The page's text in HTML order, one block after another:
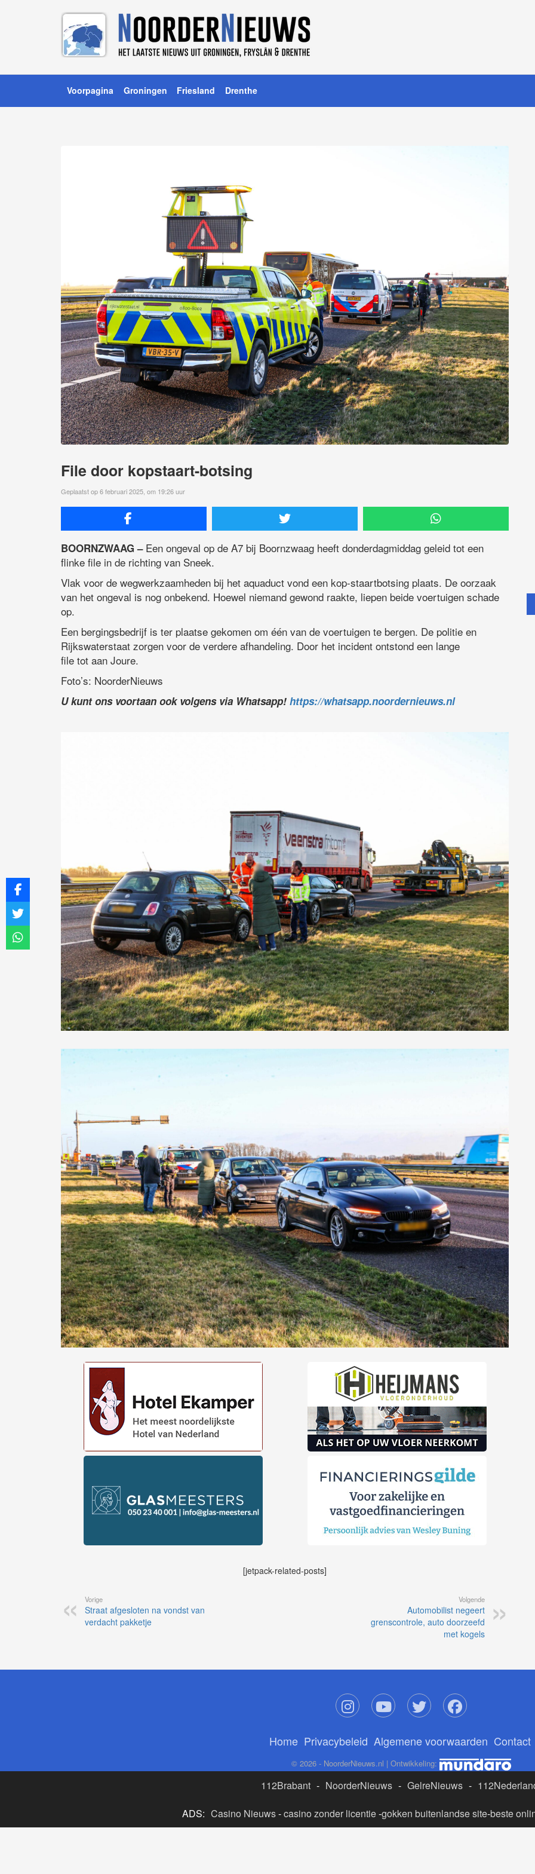
Voorpagina Groningen Friesland Drenthe
File door kopstaart-botsing
Geplaatst op 6 februari 2025, om 19:26 uur
BOORNZWAAG –Een ongeval op de A7 bij Boornzwaag heeft donderdagmiddag geleid tot een
flinke file in de richting van Sneek.
Vlak voor de wegwerkzaamheden bij het aquaduct vond een kop-staartbotsing plaats. De oorzaak
van het ongeval is nog onbekend. Hoewel niemand gewond raakte, liepen beide voertuigen schade
op.
Een bergingsbedrijf is ter plaatse gekomen om één van de voertuigen te bergen. De politie en
Rijkswaterstaat zorgen voor de verdere afhandeling. Door het incident ontstond een lange
file tot aan Joure.
Foto’s: NoorderNieuws
U kunt ons voortaan ook volgens via Whatsapp! https://whatsapp.noordernieuws.nl
[jetpack-related-posts]
Vorige
Straat afgesloten na vondst van
verdacht pakketje
Volgende
Automobilist negeert
grenscontrole, auto doorzeefd
met kogels
Home Privacybeleid Algemene voorwaarden Contact
© 2026 - NoorderNieuws.nl | Ontwikkeling:
112Brabant - NoorderNieuws - GelreNieuws -
ADS: Casino Nieuws-casino zonder licentie-gokken buitenlandse site-beste